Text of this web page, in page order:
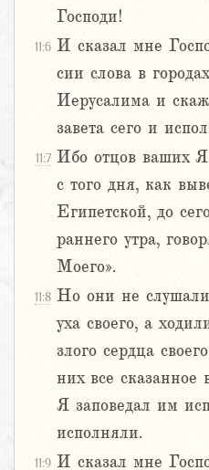
Господи!
11:6 И сказал мне
сии слова в
Иерусалима и
завета сего и
11:7 Ибо отцов ваших Я
с того дня, как
Египетской, до
раннего утра,
Моего».
11:8 Но они не
уха своего, а
злого сердца
них все сказанное
Я заповедал им
исполняли.
11:9 И сказал мне